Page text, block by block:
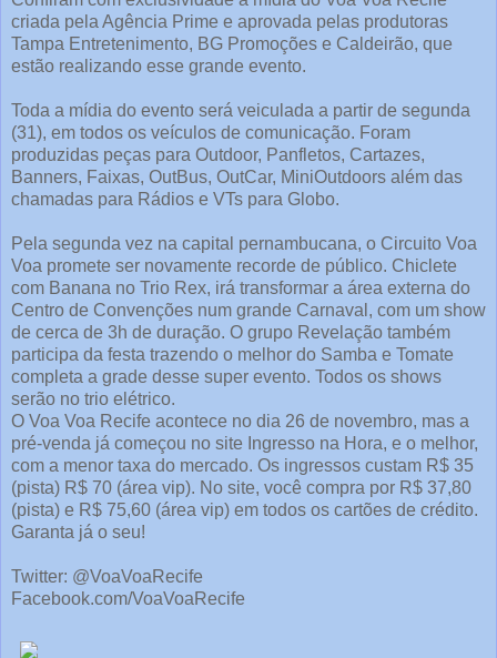
criada pela Agência Prime e aprovada pelas produtoras
Tampa Entretenimento, BG Promoções e Caldeirão, que
estão realizando esse grande evento.
Toda a mídia do evento será veiculada a partir de segunda
(31), em todos os veículos de comunicação. Foram
produzidas peças para Outdoor, Panfletos, Cartazes,
Banners, Faixas, OutBus, OutCar, MiniOutdoors além das
chamadas para Rádios e VTs para Globo.
Pela segunda vez na capital pernambucana, o Circuito Voa
Voa promete ser novamente recorde de público. Chiclete
com Banana no Trio Rex, irá transformar a área externa do
Centro de Convenções num grande Carnaval, com um show
de cerca de 3h de duração. O grupo Revelação também
participa da festa trazendo o melhor do Samba e Tomate
completa a grade desse super evento. Todos os shows
serão no trio elétrico.
O Voa Voa Recife acontece no dia 26 de novembro, mas a
pré-venda já começou no site Ingresso na Hora, e o melhor,
com a menor taxa do mercado. Os ingressos custam R$ 35
(pista) R$ 70 (área vip). No site, você compra por R$ 37,80
(pista) e R$ 75,60 (área vip) em todos os cartões de crédito.
Garanta já o seu!
Twitter: @VoaVoaRecife
Facebook.com/VoaVoaRecife